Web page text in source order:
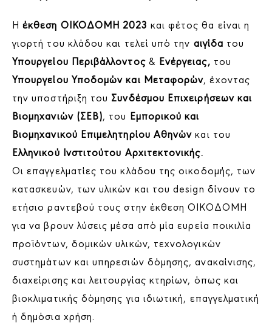
Ηέκθεση ΟΙΚΟΔΟΜΗ 2023 και φέτος θα είναι η
γιορτή του κλάδου και τελεί υπό την αιγίδα του
Υπουργείου Περιβάλλοντος& Ενέργειας, του
Υπουργείου Υποδομών και Μεταφορών, έχοντας
την υποστήριξη του Συνδέσμου Επιχειρήσεων και
Βιομηχανιών (ΣΕΒ), του Εμπορικού και
Βιομηχανικού Επιμελητηρίου Αθηνών και του
Ελληνικού Ινστιτούτου Αρχιτεκτονικής.
Οι επαγγελματίες του κλάδου της οικοδομής, των
κατασκευών, των υλικών και του design δίνουν το
ετήσιο ραντεβού τους στην έκθεση ΟΙΚΟΔΟΜΗ
για να βρουν λύσεις μέσα από μία ευρεία ποικιλία
προϊόντων, δομικών υλικών, τεχνολογικών
συστημάτων και υπηρεσιών δόμησης, ανακαίνισης,
διαχείρισης και λειτουργίας κτηρίων, όπως και
βιοκλιματικής δόμησης για ιδιωτική, επαγγελματική
ή δημόσια χρήση.